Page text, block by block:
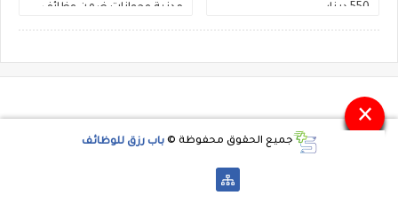
550 دينار
مدنية وجوازات ضمن وظائف
×
جميع الحقوق محفوظة © باب رزق للوظائف